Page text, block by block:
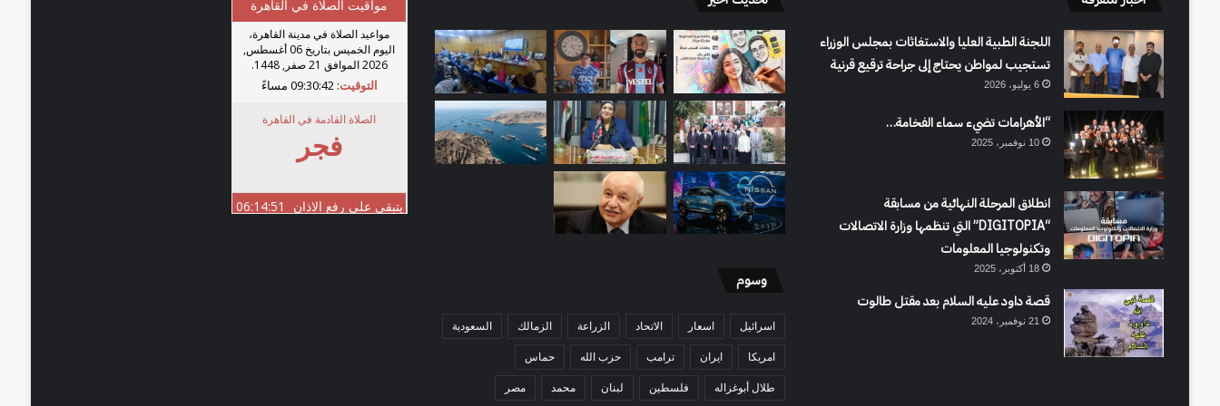
اللجنة الطبية العليا والاستغاثات بمجلس الوزراء
تستجيب لمواطن يحتاج إلى جراحة ترقيع قرنية
6 يوليو، 2026
“الأهرامات تضيء سماء الفخامة…
10 نوفمبر، 2025
انطلاق المرحلة النهائية من مسابقة
“DIGITOPIA” التي تنظمها وزارة الاتصالات
وتكنولوجيا المعلومات
18 أكتوبر، 2025
قصة داود عليه السلام بعد مقتل طالوت
21 نوفمبر، 2024
وسوم
اسرائيل اسعار الاتحاد الزراعة الزمالك السعودية
امريكا ايران ترامب حزب الله حماس
طلال أبوغزاله فلسطين لبنان محمد مصر